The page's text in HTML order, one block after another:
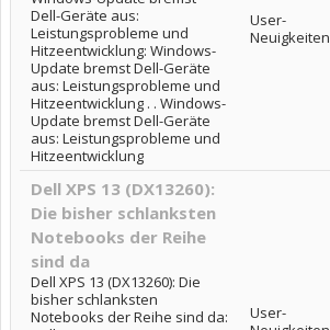
Dell-Geräte aus:
Leistungsprobleme und
Hitzeentwicklung: Windows-
Update bremst Dell-Geräte
aus: Leistungsprobleme und
Hitzeentwicklung . . Windows-
Update bremst Dell-Geräte
aus: Leistungsprobleme und
Hitzeentwicklung
User-
Neuigkeiten
Dell XPS 13 (DX13260):
Die bisher schlanksten
Notebooks der Reihe
sind da
Dell XPS 13 (DX13260): Die
bisher schlanksten
Notebooks der Reihe sind da:
User-